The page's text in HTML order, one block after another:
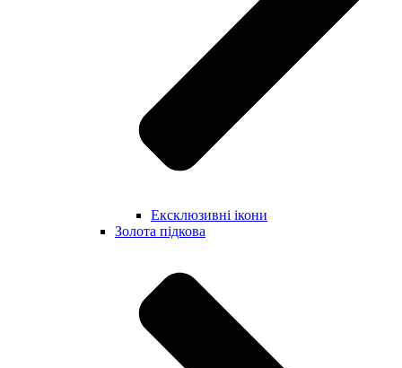
Ексклюзивні ікони
Золота підкова